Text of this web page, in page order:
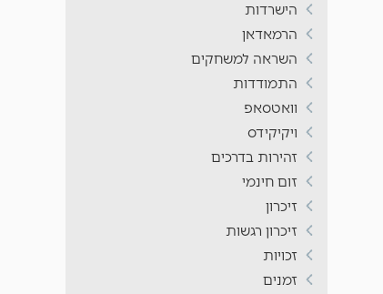
הישרדות
הרמאדאן
השראה למשחקים
התמודדות
וואטסאפ
ויקיקידס
זהירות בדרכים
זום חינמי
זיכרון
זיכרון רגשות
זכויות
זמנים